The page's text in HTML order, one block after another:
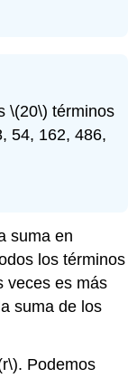
\(20\) términos
54, 162, 486,
suma en
los términos
veces es más
suma de los
. Podemos